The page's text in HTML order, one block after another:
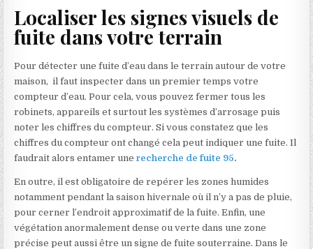
Localiser les signes visuels de
fuite dans votre terrain
Pour détecter une fuite d’eau dans le terrain autour de votre
maison, il faut inspecter dans un premier temps votre
compteur d’eau. Pour cela, vous pouvez fermer tous les
robinets, appareils et surtout les systèmes d’arrosage puis
noter les chiffres du compteur. Si vous constatez que les
chiffres du compteur ont changé cela peut indiquer une fuite. Il
faudrait alors entamer unerecherche de fuite 95.
En outre, il est obligatoire de repérer les zones humides
notamment pendant la saison hivernale où il n’y a pas de pluie,
pour cerner l’endroit approximatif de la fuite. Enfin, une
végétation anormalement dense ou verte dans une zone
précise peut aussi être un signe de fuite souterraine. Dans le